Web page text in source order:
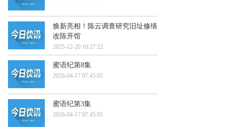
焕新亮相！陈云调查研究旧址修缮
改陈开馆
2025-12-20 10:27:22
蜜语纪第8集
2026-04-17 07:45:05
蜜语纪第3集
2026-04-17 07:45:05